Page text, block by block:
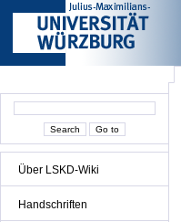
Über LSKD-Wiki
Handschriften